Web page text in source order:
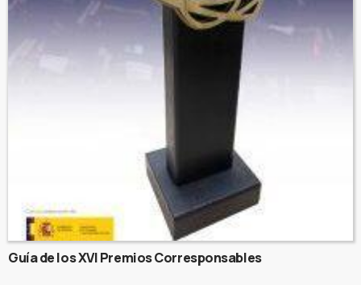
Guía de los XVI Premios Corresponsables